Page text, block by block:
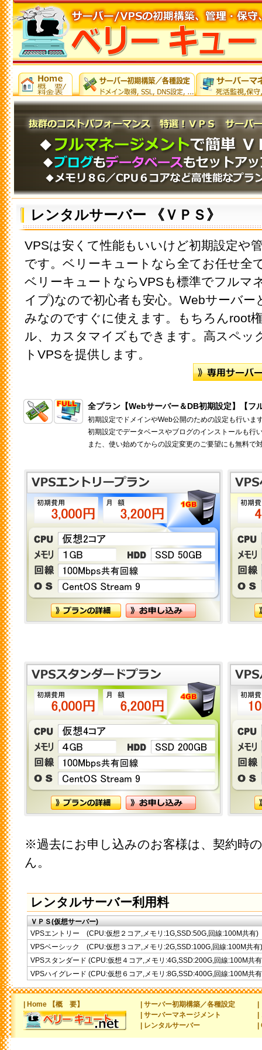
レンタルサーバー 《ＶＰＳ》
VPSは安くて性能もいいけど初期設定や
です。ベリーキュートなら全てお任せ全
ベリーキュートならVPSも標準でフルマ
イプ)なので初心者も安心。Webサーバ
みなのですぐに使えます。もちろんroot
ル、カスタマイズもできます。高スペッ
トVPSを提供します。
全プラン【Webサーバー＆DB初期設定】【フ
初期設定でドメインやWeb公開のための設定も行いま
初期設定でデータベースやブログのインストールも行
また、使い始めてからの設定変更のご要望にも無料で
※過去にお申し込みのお客様は、契約時
ん。
レンタルサーバー利用料
ＶＰＳ(仮想サーバー)
VPSエントリー (CPU:仮想２コア,メモリ:1G,SSD:50G,回線:100M共有)
VPSベーシック (CPU:仮想３コア,メモリ:2G,SSD:100G,回線:100M共有)
VPSスタンダード (CPU:仮想４コア,メモリ:4G,SSD:200G,回線:100M共
VPSハイグレード (CPU:仮想６コア,メモリ:8G,SSD:400G,回線:100M共
| Home 【概 要】
| サーバー初期構築／各種設定
| サーバーマネージメント
| レンタルサーバー